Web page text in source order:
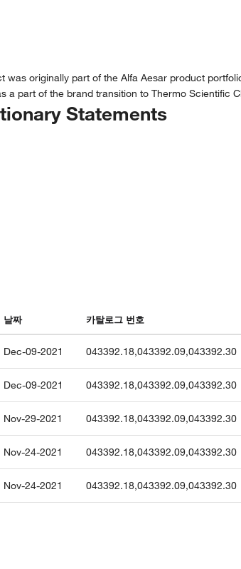
was originally part of the Alfa Aesar product
a part of the brand transition to Thermo Scientific
Statements
날짜 카탈로그 번호
Dec-09-2021 043392.18,043392.09,043392.30
Dec-09-2021 043392.18,043392.09,043392.30
Nov-29-2021 043392.18,043392.09,043392.30
Nov-24-2021 043392.18,043392.09,043392.30
Nov-24-2021 043392.18,043392.09,043392.30